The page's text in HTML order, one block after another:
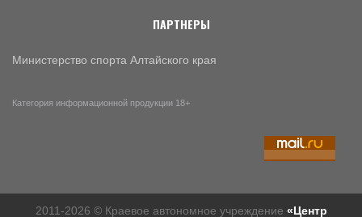
ПАРТНЕРЫ
Министерство спорта Алтайского края
Категория информационной продукции 18+
2011-2026 © Краевое автономное учреждение «Центр